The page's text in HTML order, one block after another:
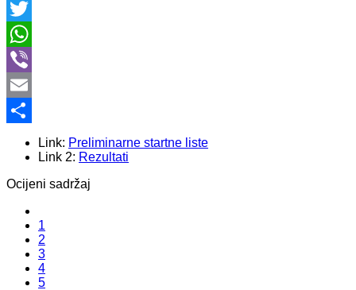
Facebook
Twitter
WhatsApp
Viber
Email
Share
Link: Preliminarne startne liste
Link 2: Rezultati
Ocijeni sadržaj
1
2
3
4
5